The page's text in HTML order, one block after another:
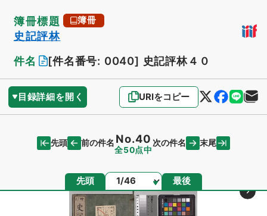
簿冊標題 簿冊
史記評林
件名
[件名番号: 0040] 史記評林４０
目録詳細を開く URIをコピー
先頭 前の件名 No.40
全50点中
次の件名 末尾
先頭 ページ 最後